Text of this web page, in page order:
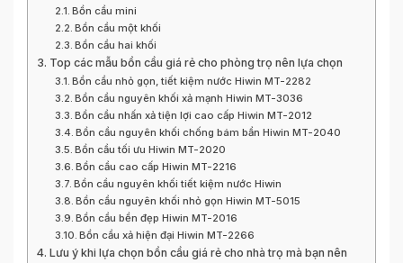
Bồn cầu mini
Bồn cầu một khối
Bồn cầu hai khối
Top các mẫu bồn cầu giá rẻ cho phòng trọ nên lựa chọn
Bồn cầu nhỏ gọn, tiết kiệm nước Hiwin MT-2282
Bồn cầu nguyên khối xả mạnh Hiwin MT-3036
Bồn cầu nhấn xả tiện lợi cao cấp Hiwin MT-2012
Bồn cầu nguyên khối chống bám bẩn Hiwin MT-2040
Bồn cầu tối ưu Hiwin MT-2020
Bồn cầu cao cấp Hiwin MT-2216
Bồn cầu nguyên khối tiết kiệm nước Hiwin
Bồn cầu nguyên khối nhỏ gọn Hiwin MT-5015
Bồn cầu bền đẹp Hiwin MT-2016
Bồn cầu xả hiện đại Hiwin MT-2266
Lưu ý khi lựa chọn bồn cầu giá rẻ cho nhà trọ mà bạn nên